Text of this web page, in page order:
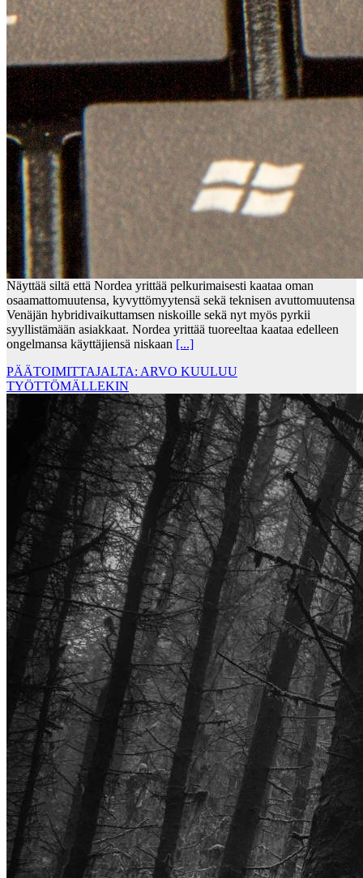
Näyttää siltä että Nordea yrittää pelkurimaisesti kaataa oman
osaamattomuutensa, kyvyttömyytensä sekä teknisen avuttomuutensa
Venäjän hybridivaikuttamsen niskoille sekä nyt myös pyrkii
syyllistämään asiakkaat. Nordea yrittää tuoreeltaa kaataa edelleen
ongelmansa käyttäjiensä niskaan [...]
PÄÄTOIMITTAJALTA: ARVO KUULUU
TYÖTTÖMÄLLEKIN